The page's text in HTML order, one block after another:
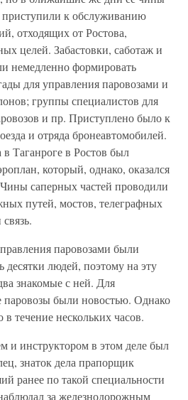
к обслуживанию
отходящих от Ростова,
целей. Забастовки, саботаж и
немедленно формировать
для управления паровозами и
группы специалистов для
и пр. Приступлено было к
и отряда бронеавтомобилей.
Таганроге в Ростов был
который, однако, оказался
саперных частей проводили
путей, мостов, телеграфных
паровозами были
десятки людей, поэтому на эту
знакомые с ней. Для
были новостью. Однако
в течение нескольких часов.
и инструктором в этом деле был
знаток дела прапорщик
ранее по такой специальности
за железнодорожным